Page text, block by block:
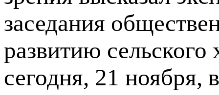
заседания
развитию
сегодня, 21 ноября,